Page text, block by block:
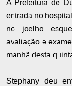
A Prefeitura de
entrada no
no joelho
avaliação e
manhã desta
Stephany deu